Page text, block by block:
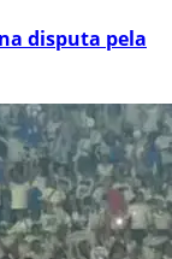
disputa pela